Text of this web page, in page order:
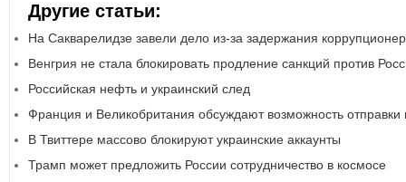
Другие статьи:
На Сакварелидзе завели дело из-за задержания
Венгрия не стала блокировать продление санкций против
Российская нефть и украинский след
Франция и Великобритания обсуждают возможность отправки
В Твиттере массово блокируют украинские аккаунты
Трамп может предложить России сотрудничество в космосе